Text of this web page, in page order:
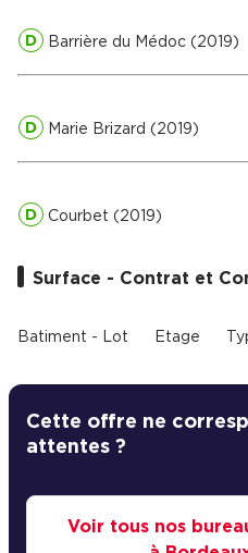
D Barrière du Médoc (2019)
D Marie Brizard (2019)
D Courbet (2019)
Surface - Contrat et
Batiment - Lot Etage
Cette offre ne
attentes ?
Voir tous nos